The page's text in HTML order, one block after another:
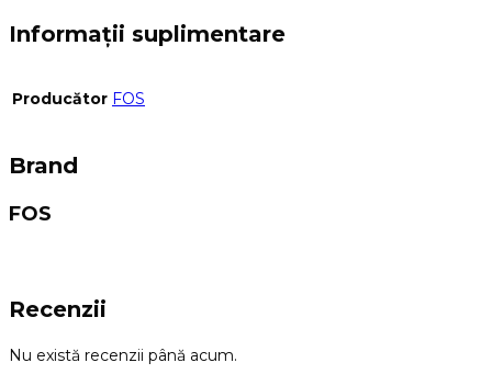
Informații suplimentare
Producător FOS
Brand
FOS
Recenzii
Nu există recenzii până acum.